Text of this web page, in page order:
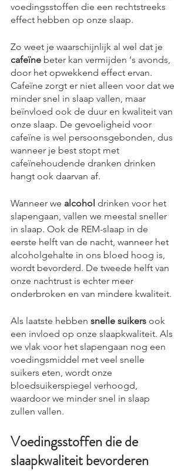
voedingsstoffen die een rechtstreeks
effect hebben op onze slaap.
Zo weet je waarschijnlijk al wel dat je
cafeïne beter kan vermijden ‘s avonds,
door het opwekkend effect ervan.
Cafeïne zorgt er niet alleen voor dat we
minder snel in slaap vallen, maar
beïnvloed ook de duur en kwaliteit van
onze slaap. De gevoeligheid voor
cafeïne is wel persoonsgebonden, dus
wanneer je best stopt met
cafeïnehoudende dranken drinken
hangt ook daarvan af.
Wanneer we alcohol drinken voor het
slapengaan, vallen we meestal sneller
in slaap. Ook de REM-slaap in de
eerste helft van de nacht, wanneer het
alcoholgehalte in ons bloed hoog is,
wordt bevorderd. De tweede helft van
onze nachtrust is echter meer
onderbroken en van mindere kwaliteit.
Als laatste hebben snelle suikers ook
een invloed op onze slaapkwaliteit. Als
we vlak voor het slapengaan nog een
voedingsmiddel met veel snelle
suikers eten, wordt onze
bloedsuikerspiegel verhoogd,
waardoor we minder snel in slaap
zullen vallen.
Voedingsstoffen die de
slaapkwaliteit bevorderen